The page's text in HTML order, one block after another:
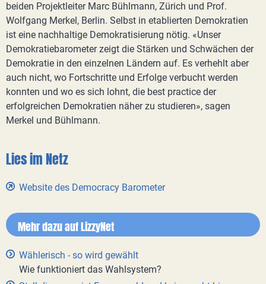
beiden Projektleiter Marc Bühlmann, Zürich und Prof.
Wolfgang Merkel, Berlin. Selbst in etablierten Demokratien
ist eine nachhaltige Demokratisierung nötig. «Unser
Demokratiebarometer zeigt die Stärken und Schwächen der
Demokratie in den einzelnen Ländern auf. Es verhehlt aber
auch nicht, wo Fortschritte und Erfolge verbucht werden
konnten und wo es sich lohnt, die best practice der
erfolgreichen Demokratien näher zu studieren», sagen
Merkel und Bühlmann.
Lies im Netz
Website des Democracy Barometer
Mehr dazu auf LizzyNet
Wählerisch - so wird gewählt
Wie funktioniert das Wahlsystem?